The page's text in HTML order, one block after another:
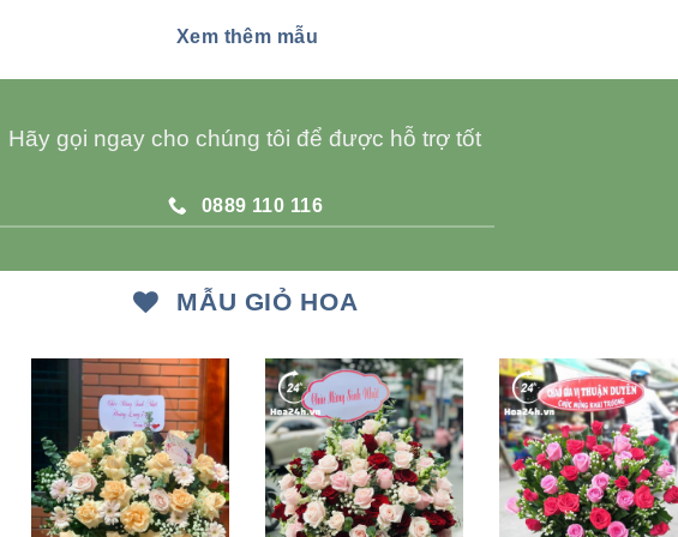
Xem thêm mẫu
Hãy gọi ngay cho chúng tôi để được hỗ trợ tốt
0889 110 116
MẪU GIỎ HOA